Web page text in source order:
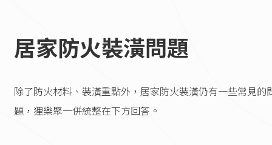
居家防火裝潢問題
除了防火材料、裝潢重點外，居家防火裝潢仍有一些常見的
題，狸樂聚一併統整在下方回答。